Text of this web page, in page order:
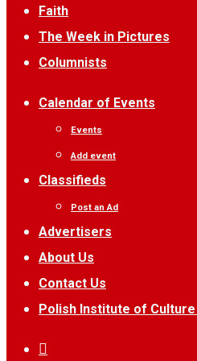
Faith
The Week in Pictures
Columnists
Calendar of Events
Events
Add event
Classifieds
Post an Ad
Advertisers
About Us
Contact Us
Polish Institute of
twitter